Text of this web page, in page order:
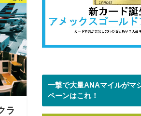
ラ
一撃で大量ANAマイルがマ
ペーンはこれ！